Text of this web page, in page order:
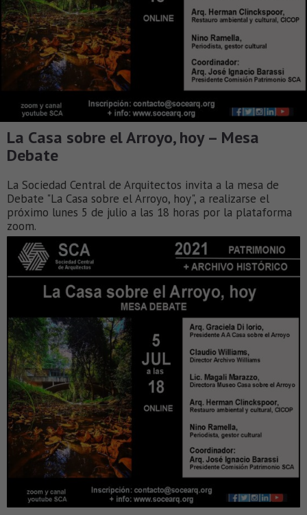
La Casa sobre el Arroyo, hoy – Mesa
Debate
La Sociedad Central de Arquitectos invita a la mesa de
Debate "La Casa sobre el Arroyo, hoy", a realizarse el
próximo lunes 5 de julio a las 18 horas por la plataforma
zoom.